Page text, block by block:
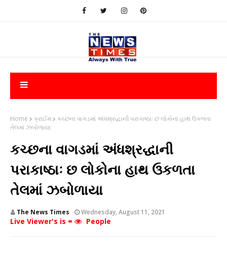
Home ક્રાઈમ
કચ્છના વાગડમાં અંધશ્રદ્ધાની પરાકાષ્ઠાઃ છ લોકોના હાથ ઉકળતા
તેલમાં ઝબોળાયા
કચ્છના વાગડમાં અંધશ્રદ્ધાની
પરાકાષ્ઠાઃ છ લોકોના હાથ ઉકળતા
તેલમાં ઝબોળાયા
The News Times Wednesday, August 11, 2021
Live Viewer's is = People